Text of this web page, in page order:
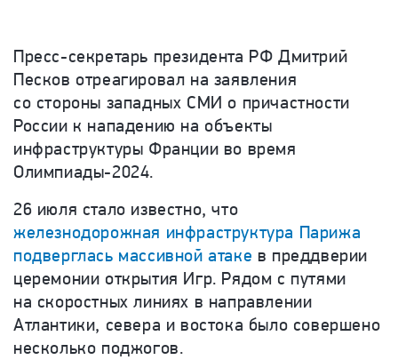
Пресс-секретарь президента РФ Дмитрий
Песков отреагировал на заявления
со стороны западных СМИ о причастности
России к нападению на объекты
инфраструктуры Франции во время
Олимпиады-2024.
26 июля стало известно, что
железнодорожная инфраструктура Парижа
подверглась массивной атаке в преддверии
церемонии открытия Игр. Рядом с путями
на скоростных линиях в направлении
Атлантики, севера и востока было совершено
несколько поджогов.